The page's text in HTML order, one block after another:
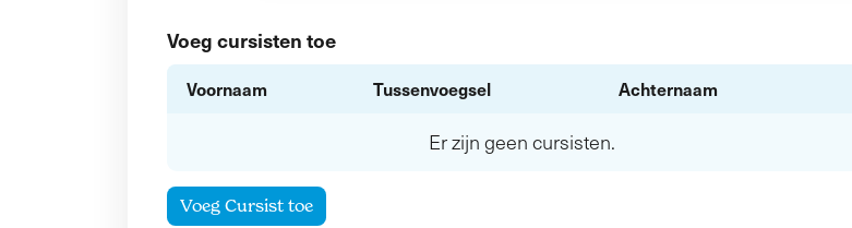
Voeg cursisten toe
Voornaam Tussenvoegsel Achternaam
Er zijn geen cursisten.
Voeg Cursist toe